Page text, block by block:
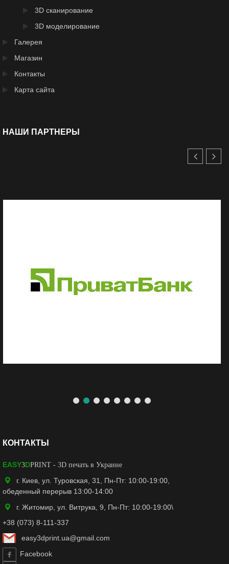
3D сканирование
3D моделирование
Галерея
Магазин
Контакты
Карта сайта
НАШИ ПАРТНЕРЫ
КОНТАКТЫ
EASY3DPRINT - 3D печать в Украине
г. Киев, ул. Туровская, 31, Пн-Пт: 10:00-19:00,
обеденный перерыв 13:00-14:00
г. Житомир, ул. Витрука, 9, Пн-Пт: 10:00-19:00\
+38 (073) 8-111-337
easy3dprint.ua@gmail.com
Facebook